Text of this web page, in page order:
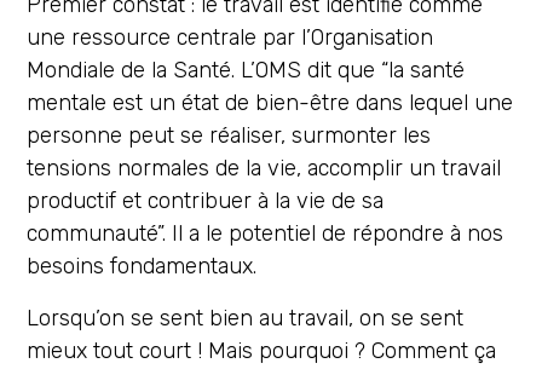
une ressource centrale par l’Organisation
Mondiale de la Santé. L’OMS dit que “la santé
mentale est un état de bien-être dans lequel une
personne peut se réaliser, surmonter les
tensions normales de la vie, accomplir un travail
productif et contribuer à la vie de sa
communauté”. Il a le potentiel de répondre à nos
besoins fondamentaux.
Lorsqu’on se sent bien au travail, on se sent
mieux tout court ! Mais pourquoi ? Comment ça